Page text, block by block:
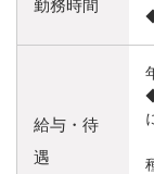
勤務時間
給与・待
遇